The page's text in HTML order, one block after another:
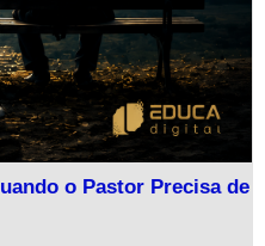
o Pastor Precisa de